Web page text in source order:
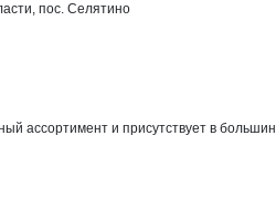
пос. Селятино
ассортимент и присутствует в